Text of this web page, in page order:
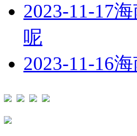
2023-11-17
呢
2023-11-16